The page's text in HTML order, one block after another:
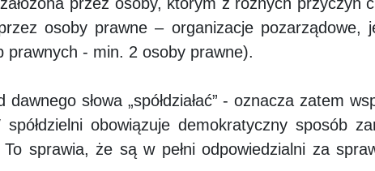
osoby prawne – organizacje pozarządowe,
prawnych - min. 2 osoby prawne).
dawnego słowa „spółdziałać” - oznacza zatem
obowiązuje demokratyczny sposób
To sprawia, że są w pełni odpowiedzialni za